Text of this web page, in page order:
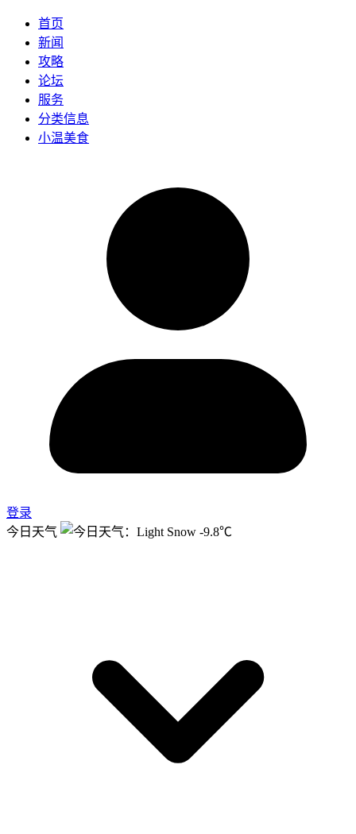
首页
新闻
攻略
论坛
服务
分类信息
小温美食
登录
今日天气
-9.8℃